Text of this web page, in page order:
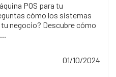
POS para tu
cómo los sistemas
negocio? Descubre cómo
01/10/2024